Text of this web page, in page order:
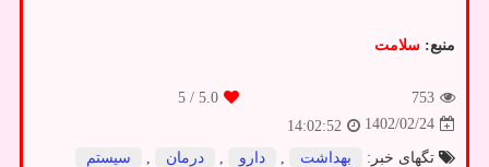
منبع: سلامت
753
5.0
/ 5
1402/02/24
14:02:52
تگهای خبر:
بهداشت دارو درمان سیستم